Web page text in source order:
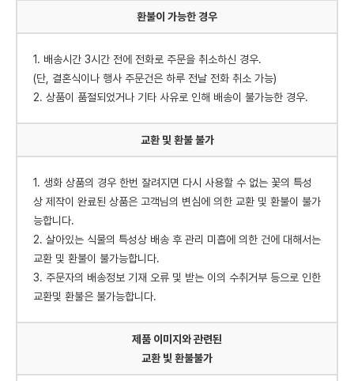
환불이 가능한 경우
1. 배송시간 3시간 전에 전화로 주문을 취소하신 경우.
(단, 결혼식이나 행사 주문건은 하루 전날 전화 취소 가능)
2. 상품이 품절되었거나 기타 사유로 인해 배송이 불가능한 경우.
교환 및 환불 불가
1. 생화 상품의 경우 한번 잘려지면 다시 사용할 수 없는 꽃의 특성
상 제작이 완료된 상품은 고객님의 변심에 의한 교환 및 환불이 불가
능합니다.
2. 살아있는 식물의 특성상 배송 후 관리 미흡에 의한 건에 대해서는
교환 및 환불이 불가능합니다.
3. 주문자의 배송정보 기재 오류 및 받는 이의 수취거부 등으로 인한
교환및 환불은 불가능합니다.
제품 이미지와 관련된
교환 빛 환불불가